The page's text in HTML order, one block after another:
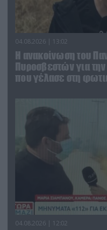
04.08.2026 | 13:02
Η ανακοίνωση του
Πυροσβεστών για
που γέλασε στη
04.08.2026 | 12:02